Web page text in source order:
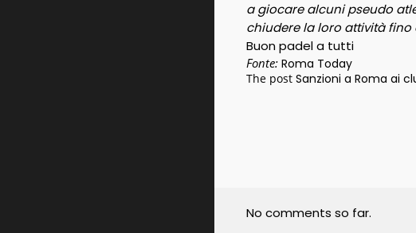
a giocare alcuni pseudo
chiudere la loro attività fino
Buon padel a tutti
Fonte: Roma Today
The post Sanzioni a Roma ai
No comments so far.